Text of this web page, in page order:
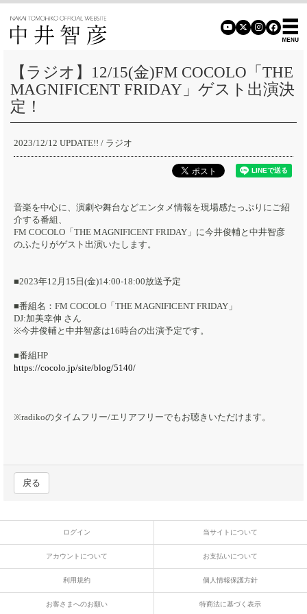
【ラジオ】12/15(金)FM COCOLO「THE
MAGNIFICENT FRIDAY」ゲスト出演決
定！
2023/12/12 UPDATE!! / ラジオ
音楽を中心に、演劇や舞台などエンタメ情報を現場感たっぷりにご紹
介する番組、
FM COCOLO「THE MAGNIFICENT FRIDAY」に今井俊輔と中井智彦
のふたりがゲスト出演いたします。
■2023年12月15日(金)14:00-18:00放送予定
■番組名：FM COCOLO「THE MAGNIFICENT FRIDAY」
DJ:加美幸伸 さん
※今井俊輔と中井智彦は16時台の出演予定です。
■番組HP
https://cocolo.jp/site/blog/5140/
※radikoのタイムフリー/エリアフリーでもお聴きいただけます。
戻る
ログイン 当サイトについて
アカウントについて お支払いについて
利用規約 個人情報保護方針
お客さまへのお願い 特商法に基づく表示